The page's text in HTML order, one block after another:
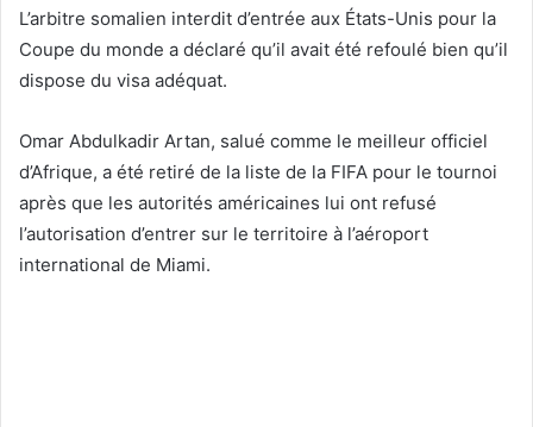
L’arbitre somalien interdit d’entrée aux États-Unis pour la
Coupe du monde a déclaré qu’il avait été refoulé bien qu’il
dispose du visa adéquat.
Omar Abdulkadir Artan, salué comme le meilleur officiel
d’Afrique, a été retiré de la liste de la FIFA pour le tournoi
après que les autorités américaines lui ont refusé
l’autorisation d’entrer sur le territoire à l’aéroport
international de Miami.